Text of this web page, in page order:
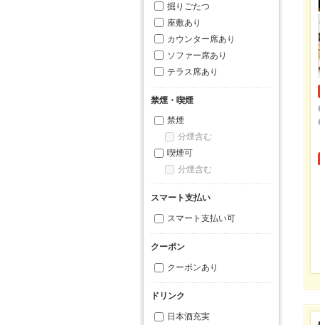
掘りごたつ
座敷あり
カウンター席あり
ソファー席あり
テラス席あり
禁煙・喫煙
禁煙
分煙含む
喫煙可
分煙含む
スマート支払い
スマート支払い可
クーポン
クーポンあり
ドリンク
日本酒充実